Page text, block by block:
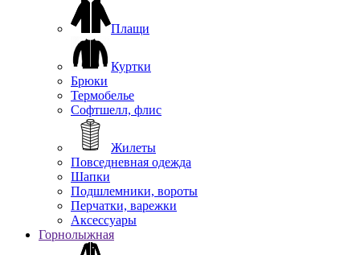
Плащи
Куртки
Брюки
Термобелье
Софтшелл, флис
Жилеты
Повседневная одежда
Шапки
Подшлемники, вороты
Перчатки, варежки
Аксессуары
Горнолыжная